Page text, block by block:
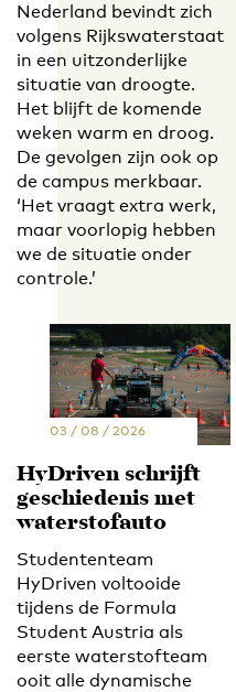
Nederland bevindt zich
volgens Rijkswaterstaat
in een uitzonderlijke
situatie van droogte.
Het blijft de komende
weken warm en droog.
De gevolgen zijn ook op
de campus merkbaar.
‘Het vraagt extra werk,
maar voorlopig hebben
we de situatie onder
controle.’
03 / 08 / 2026
HyDriven schrijft
geschiedenis met
waterstofauto
Studententeam
HyDriven voltooide
tijdens de Formula
Student Austria als
eerste waterstofteam
ooit alle dynamische